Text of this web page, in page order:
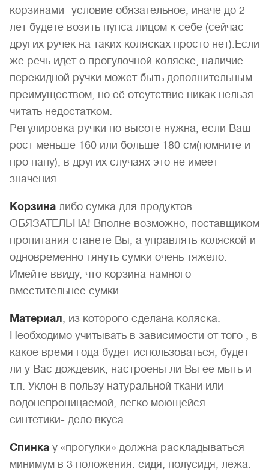
корзинами- условие обязательное, иначе до 2
лет будете возить пупса лицом к себе (сейчас
других ручек на таких колясках просто нет).Если
же речь идет о прогулочной коляске, наличие
перекидной ручки может быть дополнительным
преимуществом, но её отсутствие никак нельзя
читать недостатком.
Регулировка ручки по высоте нужна, если Ваш
рост меньше 160 или больше 180 см(помните и
про папу), в других случаях это не имеет
значения.
Корзина либо сумка для продуктов
ОБЯЗАТЕЛЬНА! Вполне возможно, поставщиком
пропитания станете Вы, а управлять коляской и
одновременно тянуть сумки очень тяжело.
Имейте ввиду, что корзина намного
вместительнее сумки.
Материал, из которого сделана коляска.
Необходимо учитывать в зависимости от того , в
какое время года будет использоваться, будет
ли у Вас дождевик, настроены ли Вы ее мыть и
т.п. Уклон в пользу натуральной ткани или
водонепроницаемой, легко моющейся
синтетики- дело вкуса.
Спинка у «прогулки» должна раскладываться
минимум в 3 положения: сидя, полусидя, лежа.